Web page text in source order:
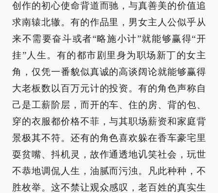
创作的初心使命背道而驰，与真善美的价值追
求南辕北辙。有的作品里，男女主人公似乎从
来不需要奋斗或者“略施小计”就能够赢得“开
挂”人生。有的都市剧里身为职场新丁的女主
角，仅凭一番貌似真诚的高谈阔论就能够赢得
大老板数以百万元计的投资。有的角色声称自
己是工薪阶层，而开的车、住的房、背的包、
穿的衣服都价格不菲，与其职场薪资和家庭背
景极其不符。还有的角色喜欢躲在香车豪宅里
耍贫嘴、抖机灵，故作通透地讥笑社会，玩世
不恭地调侃人生，油腻而污浊。凡此种种，不
胜枚举。这不禁让观众感叹，老百姓的真实生